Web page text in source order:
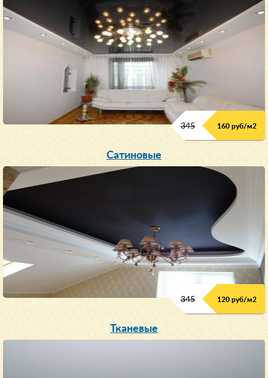
345 160 руб/м2
Сатиновые
345 120 руб/м2
Тканевые